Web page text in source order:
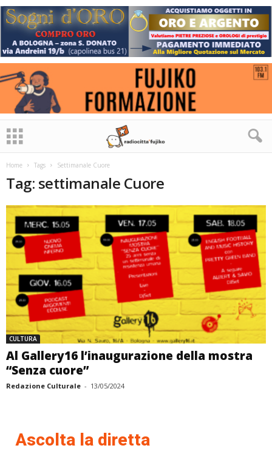
Home Tags Settimanale Cuore
Tag: settimanale Cuore
CULTURA
Al Gallery16 l’inaugurazione della mostra
“Senza cuore”
Redazione Culturale - 13/05/2024
Ascolta la diretta